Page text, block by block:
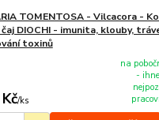
TOMENTOSA - Vilcacora -
DIOCHI - imunita, klouby,
toxinů
/ks
na
-